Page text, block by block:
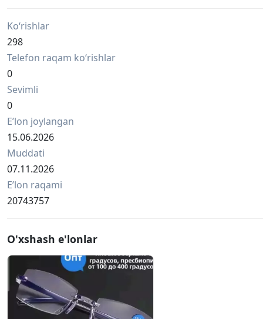
У нас самые низкие цены!
•Оптом 70 тыс.
•Штучно 100 тыс
•Юнус абаде
998501533959📞telegram
*Bts pochta mavjud.
Ko‘rishlar
298
Telefon raqam ko‘rishlar
0
Sevimli
0
Eʼlon joylangan
15.06.2026
Muddati
07.11.2026
Eʼlon raqami
20743757
O'xshash e'lonlar